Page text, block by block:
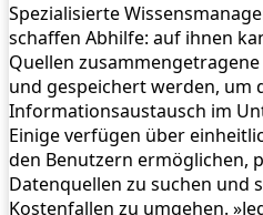
Spezialisierte
schaffen Abhilfe: auf ihnen
Quellen
und gespeichert werden, um
Informationsaustausch im
Einige verfügen über
den Benutzern ermöglichen,
Datenquellen zu suchen und
Kostenfallen zu umgehen.